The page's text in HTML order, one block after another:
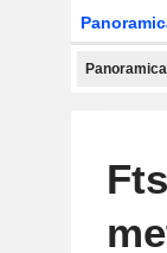
Panoramica